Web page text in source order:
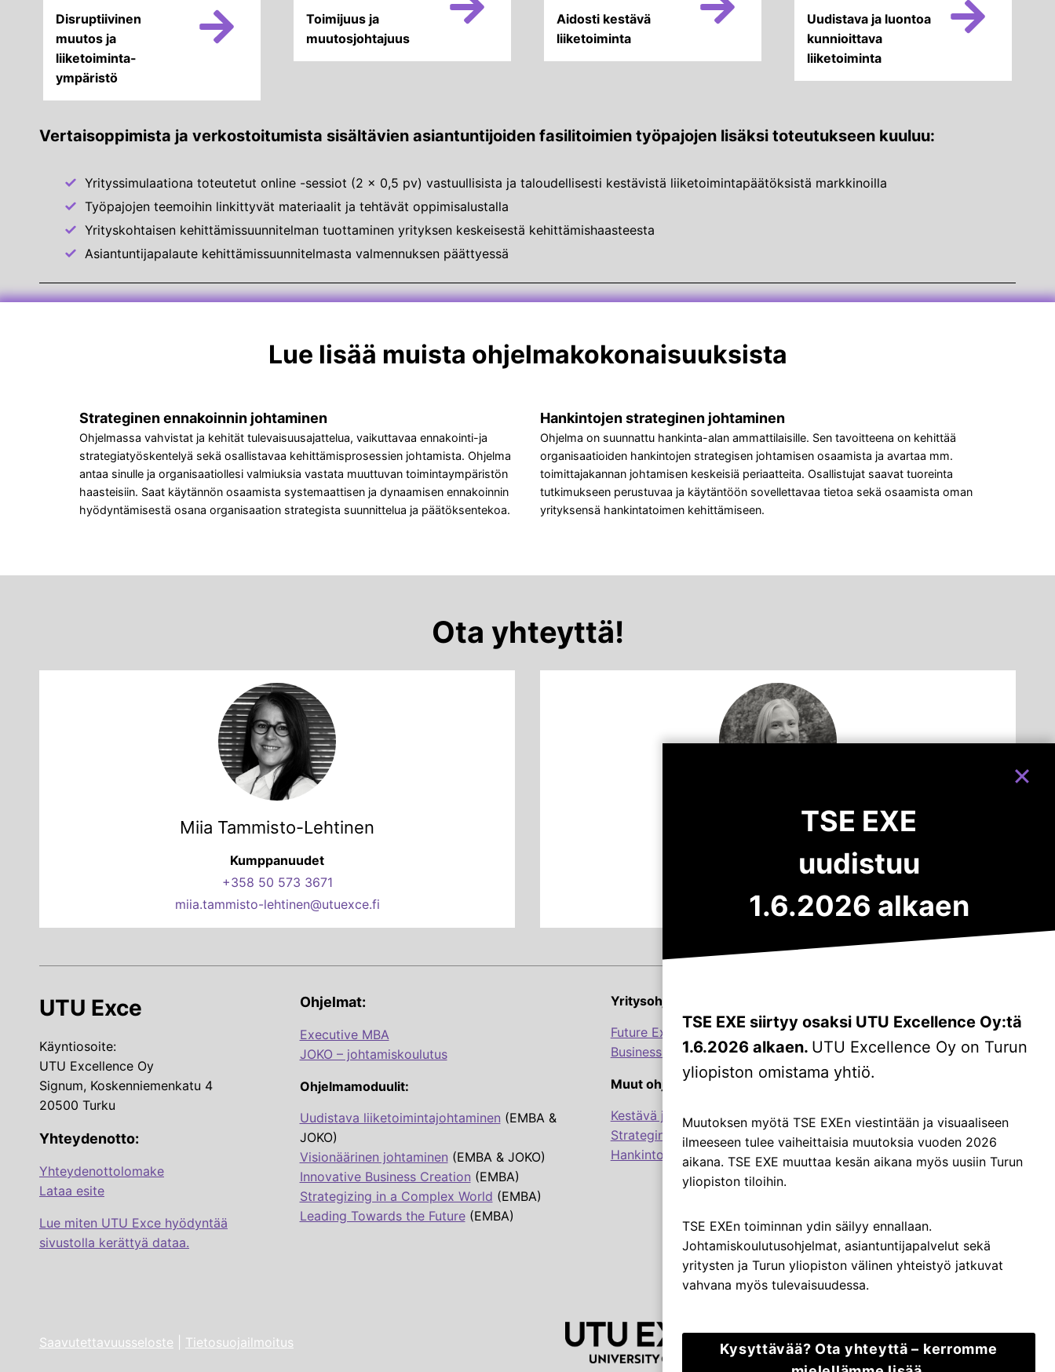
Disruptiivinen
muutos ja
liiketoiminta-
ympäristö
Toimijuus ja
muutosjohtajuus
Aidosti kestävä
liiketoiminta
Uudistava ja luontoa
kunnioittava
liiketoiminta
Vertaisoppimista ja verkostoitumista sisältävien asiantuntijoiden fasilitoimien työpajojen lisäksi toteutukseen kuuluu:
Yrityssimulaationa toteutetut online -sessiot (2 x 0,5 pv) vastuullisista ja taloudellisesti kestävistä liiketoimintapäätöksistä markkinoilla
Työpajojen teemoihin linkittyvät materiaalit ja tehtävät oppimisalustalla
Yrityskohtaisen kehittämissuunnitelman tuottaminen yrityksen keskeisestä kehittämishaasteesta
Asiantuntijapalaute kehittämissuunnitelmasta valmennuksen päättyessä
Lue lisää muista ohjelmakokonaisuuksista
Strateginen ennakoinnin johtaminen
Ohjelmassa vahvistat ja kehität tulevaisuusajattelua, vaikuttavaa ennakointi-ja
strategiatyöskentelyä sekä osallistavaa kehittämisprosessien johtamista. Ohjelma
antaa sinulle ja organisaatiollesi valmiuksia vastata muuttuvan toimintaympäristön
haasteisiin. Saat käytännön osaamista systemaattisen ja dynaamisen ennakoinnin
hyödyntämisestä osana organisaation strategista suunnittelua ja päätöksentekoa.
Hankintojen strateginen johtaminen
Ohjelma on suunnattu hankinta-alan ammattilaisille. Sen tavoitteena on kehittää
organisaatioiden hankintojen strategisen johtamisen osaamista ja avartaa mm.
toimittajakannan johtamisen keskeisiä periaatteita. Osallistujat saavat tuoreinta
tutkimukseen perustuvaa ja käytäntöön sovellettavaa tietoa sekä osaamista oman
yrityksensä hankintatoimen kehittämiseen.
Ota yhteyttä!
Miia Tammisto-Lehtinen
Kumppanuudet
+358 50 573 3671
miia.tammisto-lehtinen@utuexce.fi
Emma Kauppila
Koulutuspäällikkö
emma.kauppila@utuexce.fi
UTU Exce
Käyntiosoite:
UTU Excellence Oy
Signum, Koskenniemenkatu 4
20500 Turku
Yhteydenotto:
Yhteydenottolomake
Lataa esite
Lue miten UTU Exce hyödyntää
sivustolla kerättyä dataa.
Ohjelmat:
Executive MBA
JOKO – johtamiskoulutus
Ohjelmamoduulit:
Uudistava liiketoimintajohtaminen (EMBA &
JOKO)
Visionäärinen johtaminen (EMBA & JOKO)
Innovative Business Creation (EMBA)
Strategizing in a Complex World (EMBA)
Leading Towards the Future(EMBA)
Yritysohjelmat
Future Excellence (FE)
Business Talent Academy (BTA)
Muut ohjelmat:
Kestävä johtaminen ja liiketoiminta
Strateginen ennakoinnin johtaminen
Hankintojen strateginen johtaminen
Saavutettavuusseloste Tietosuojailmoitus
TSE EXE
uudistuu
1.6.2026 alkaen
TSE EXE siirtyy osaksi UTU Excellence Oy:tä
1.6.2026 alkaen. UTU Excellence Oy on Turun
yliopiston omistama yhtiö.
Muutoksen myötä TSE EXEn viestintään ja visuaaliseen
ilmeeseen tulee vaiheittaisia muutoksia vuoden 2026
aikana. TSE EXE muuttaa kesän aikana myös uusiin Turun
yliopiston tiloihin.
TSE EXEn toiminnan ydin säilyy ennallaan.
Johtamiskoulutusohjelmat, asiantuntijapalvelut sekä
yritysten ja Turun yliopiston välinen yhteistyö jatkuvat
vahvana myös tulevaisuudessa.
Kysyttävää? Ota yhteyttä – kerromme